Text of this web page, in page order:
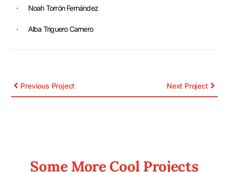
· Noah Torrón Fernández
· Alba Triguero Carnero
Previous Project Next Project
Some More Cool Projects